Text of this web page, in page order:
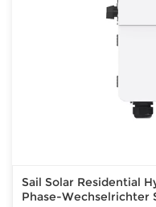
Sail Solar Residential
Phase-Wechselrichter